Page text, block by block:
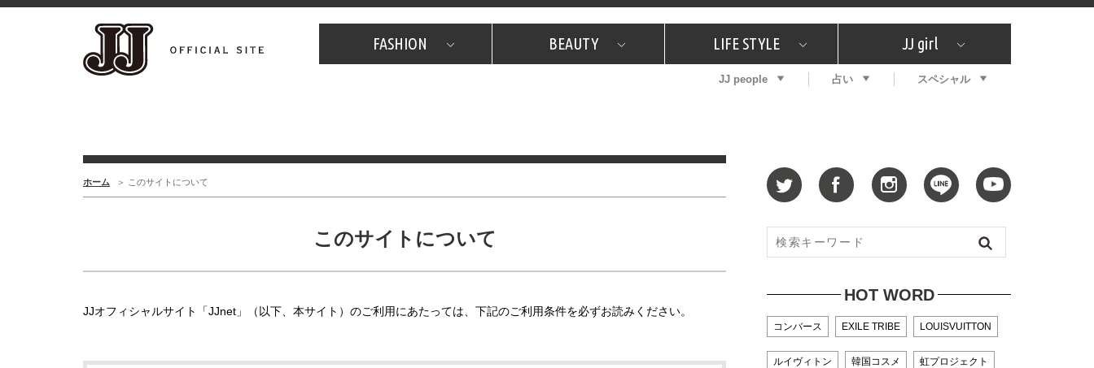
FASHION
JJスタッフの"それどこの"？ プチプラ プレゼント
BEAUTY
コスメ全部試してみた What's NEW？ 特集
LIFE STYLE
JJグルメガイド エンタメ プレゼント
恋愛
JJ girl
特集 おしゃラン！
JJ people 占い スペシャル
ホーム このサイトについて
このサイトについて
JJオフィシャルサイト「JJnet」（以下、本サイト）のご利用にあたっては、下記のご利用条件を必ずお読みください。
HOT WORD
コンバース EXILE TRIBE LOUISVUITTON
ルイヴィトン 韓国コスメ 虹プロジェクト